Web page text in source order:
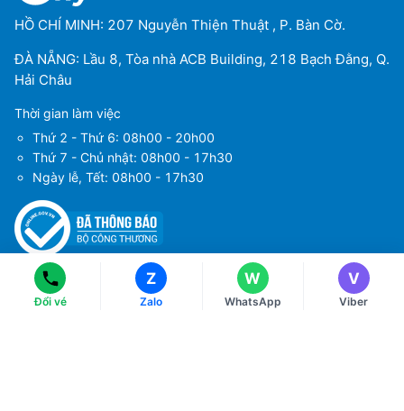
HỒ CHÍ MINH: 207 Nguyễn Thiện Thuật , P. Bàn Cờ.
ĐÀ NẴNG: Lầu 8, Tòa nhà ACB Building, 218 Bạch Đằng, Q.
Hải Châu
Thời gian làm việc
Thứ 2 - Thứ 6: 08h00 - 20h00
Thứ 7 - Chủ nhật: 08h00 - 17h30
Ngày lễ, Tết: 08h00 - 17h30
Tải ứng dụng Về chúng tôi
Điều khoản sử dụng
Đổi vé
Z
Zalo
W
WhatsApp
Ms Hằng
Ms Huỳnh
(+84) 90 295 1213
V
Viber